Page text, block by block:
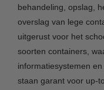
behandeling, opslag,
overslag van lege
uitgerust voor het
soorten containers,
informatiesystemen
staan garant voor up-